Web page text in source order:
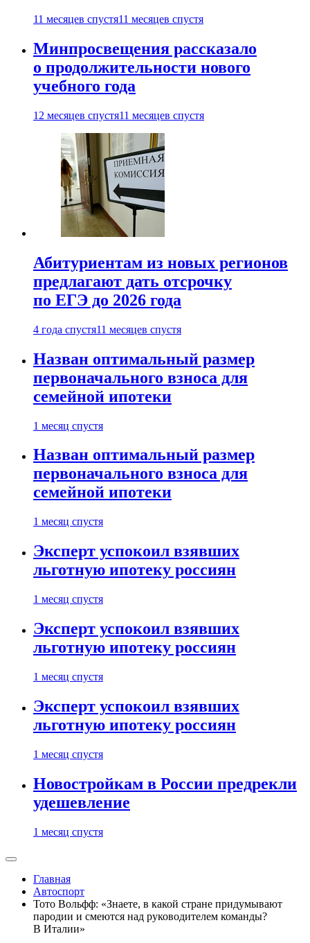
11 месяцев спустя11 месяцев спустя
Минпросвещения рассказало
о продолжительности нового
учебного года
12 месяцев спустя11 месяцев спустя
Абитуриентам из новых регионов
предлагают дать отсрочку
по ЕГЭ до 2026 года
4 года спустя11 месяцев спустя
Назван оптимальный размер
первоначального взноса для
семейной ипотеки
1 месяц спустя
Назван оптимальный размер
первоначального взноса для
семейной ипотеки
1 месяц спустя
Эксперт успокоил взявших
льготную ипотеку россиян
1 месяц спустя
Эксперт успокоил взявших
льготную ипотеку россиян
1 месяц спустя
Эксперт успокоил взявших
льготную ипотеку россиян
1 месяц спустя
Новостройкам в России предрекли
удешевление
1 месяц спустя
Главная
Автоспорт
Тото Вольфф: «Знаете, в какой стране придумывают
пародии и смеются над руководителем команды?
В Италии»